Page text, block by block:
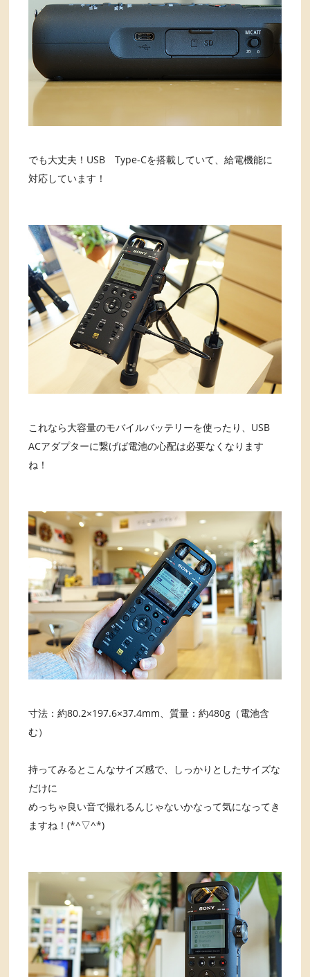
でも大丈夫！USB Type-Cを搭載していて、給電機能に
対応しています！
これなら大容量のモバイルバッテリーを使ったり、USB
ACアダプターに繋げば電池の心配は必要なくなります
ね！
寸法：約80.2×197.6×37.4mm、質量：約480g（電池含
む）
持ってみるとこんなサイズ感で、しっかりとしたサイズな
だけに
めっちゃ良い音で撮れるんじゃないかなって気になってき
ますね！(*^▽^*)